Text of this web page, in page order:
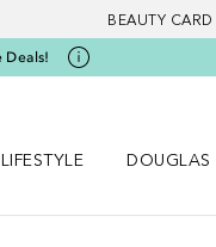
BEAUTY CARD
Deals!
LIFESTYLE
DOUGLAS